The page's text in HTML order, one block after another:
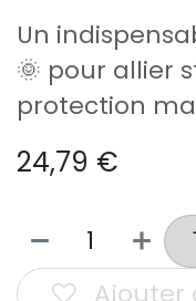
Un
🌞 pour allier
protection
24,79 €
Ajouter